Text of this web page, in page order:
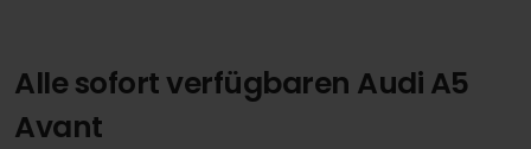
Alle sofort verfügbaren Audi A5
Avant